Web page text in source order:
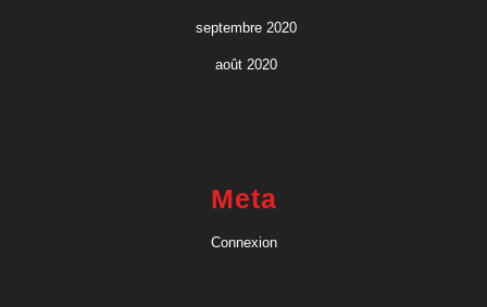
septembre 2020
août 2020
Meta
Connexion